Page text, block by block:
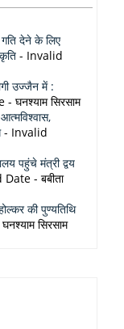
देने के लिए
- Invalid
उज्जैन में :
- घनश्याम सिरसाम
- Invalid
पहुंचे मंत्री द्वय
Date - बबीता
की पुण्यतिथि
सिरसाम